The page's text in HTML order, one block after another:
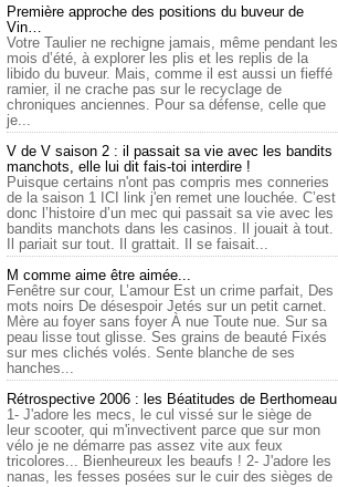
Première approche des positions du buveur de
Vin…
Votre Taulier ne rechigne jamais, même pendant les
mois d’été, à explorer les plis et les replis de la
libido du buveur. Mais, comme il est aussi un fieffé
ramier, il ne crache pas sur le recyclage de
chroniques anciennes. Pour sa défense, celle que
je...
V de V saison 2 : il passait sa vie avec les bandits
manchots, elle lui dit fais-toi interdire !
Puisque certains n'ont pas compris mes conneries
de la saison 1 ICI link j'en remet une louchée. C’est
donc l’histoire d’un mec qui passait sa vie avec les
bandits manchots dans les casinos. Il jouait à tout.
Il pariait sur tout. Il grattait. Il se faisait...
M comme aime être aimée...
Fenêtre sur cour, L’amour Est un crime parfait, Des
mots noirs De désespoir Jetés sur un petit carnet.
Mère au foyer sans foyer À nue Toute nue. Sur sa
peau lisse tout glisse. Ses grains de beauté Fixés
sur mes clichés volés. Sente blanche de ses
hanches...
Rétrospective 2006 : les Béatitudes de Berthomeau
1- J'adore les mecs, le cul vissé sur le siège de
leur scooter, qui m'invectivent parce que sur mon
vélo je ne démarre pas assez vite aux feux
tricolores... Bienheureux les beaufs ! 2- J'adore les
nanas, les fesses posées sur le cuir des sièges de